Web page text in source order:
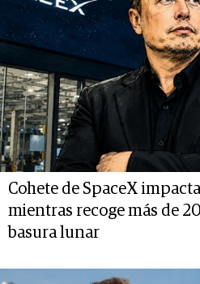
Cohete de SpaceX
mientras recoge más de
basura lunar